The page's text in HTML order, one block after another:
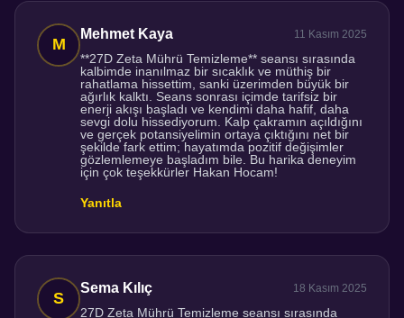
Mehmet Kaya 11 Kasım 2025
**27D Zeta Mührü Temizleme** seansı sırasında
kalbimde inanılmaz bir sıcaklık ve müthiş bir
rahatlama hissettim, sanki üzerimden büyük bir
ağırlık kalktı. Seans sonrası içimde tarifsiz bir
enerji akışı başladı ve kendimi daha hafif, daha
sevgi dolu hissediyorum. Kalp çakramın açıldığını
ve gerçek potansiyelimin ortaya çıktığını net bir
şekilde fark ettim; hayatımda pozitif değişimler
gözlemlemeye başladım bile. Bu harika deneyim
için çok teşekkürler Hakan Hocam!
Yanıtla
Sema Kılıç 18 Kasım 2025
27D Zeta Mührü Temizleme seansı sırasında